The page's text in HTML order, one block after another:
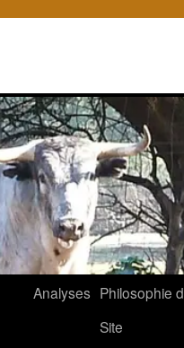
Analyses Philosophie
Site